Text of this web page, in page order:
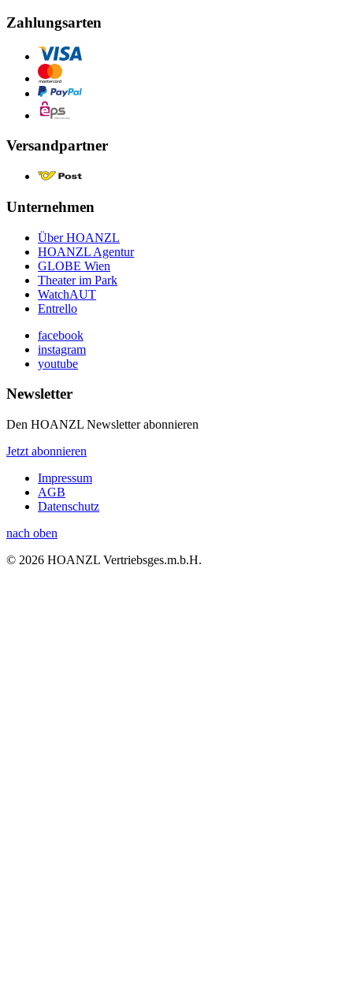
Zahlungsarten
Versandpartner
Unternehmen
Über HOANZL
HOANZL Agentur
GLOBE Wien
Theater im Park
WatchAUT
Entrello
facebook
instagram
youtube
Newsletter
Den HOANZL Newsletter abonnieren
Jetzt abonnieren
Impressum
AGB
Datenschutz
nach oben
© 2026 HOANZL Vertriebsges.m.b.H.